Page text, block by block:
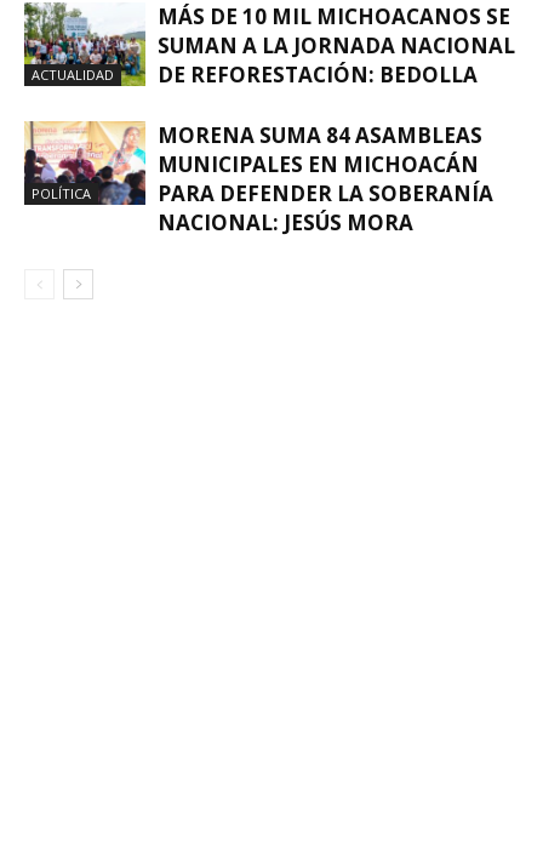
ACTUALIDAD
MÁS DE 10 MIL MICHOACANOS SE
SUMAN A LA JORNADA NACIONAL
DE REFORESTACIÓN: BEDOLLA
POLÍTICA
MORENA SUMA 84 ASAMBLEAS
MUNICIPALES EN MICHOACÁN
PARA DEFENDER LA SOBERANÍA
NACIONAL: JESÚS MORA